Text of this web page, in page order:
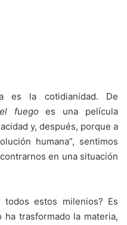
es la cotidianidad. De
fuegoes una película
y, después, porque a
humana”, sentimos
en una situación
estos milenios? Es
trasformado la materia,